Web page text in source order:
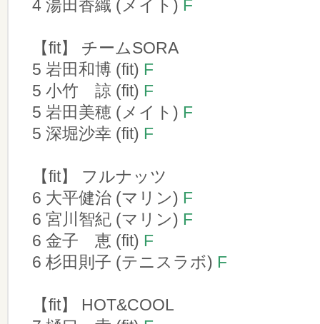
4 湯田香織 (メイト) F
【fit】 チームSORA
5 岩田和博 (fit) F
5 小竹 諒 (fit) F
5 岩田美穂 (メイト) F
5 深堀沙幸 (fit) F
【fit】 フルナッツ
6 大平健治 (マリン) F
6 宮川智紀 (マリン) F
6 金子 恵 (fit) F
6 杉田則子 (テニスラボ) F
【fit】 HOT&COOL